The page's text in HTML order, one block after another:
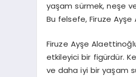
yaşam sürmek, neşe
Bu felsefe, Firuze
Firuze Ayşe
etkileyici bir figürdür.
ve daha iyi bir yaşam